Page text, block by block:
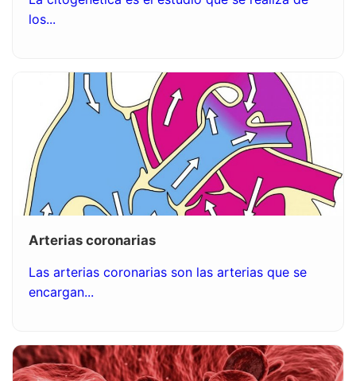
los...
Arterias coronarias
Las arterias coronarias son las arterias que se
encargan...